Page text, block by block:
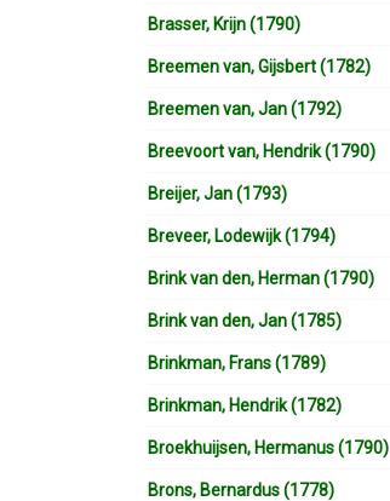
Brasser, Krijn (1790)
Breemen van, Gijsbert (1782)
Breemen van, Jan (1792)
Breevoort van, Hendrik (1790)
Breijer, Jan (1793)
Breveer, Lodewijk (1794)
Brink van den, Herman (1790)
Brink van den, Jan (1785)
Brinkman, Frans (1789)
Brinkman, Hendrik (1782)
Broekhuijsen, Hermanus (1790)
Brons, Bernardus (1778)